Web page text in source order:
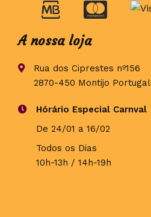
A nossa loja
Rua dos Ciprestes nº156
2870-450 Montijo Portugal
Hórário Especial Carnval
De 24/01 a 16/02
Todos os Dias
10h-13h / 14h-19h